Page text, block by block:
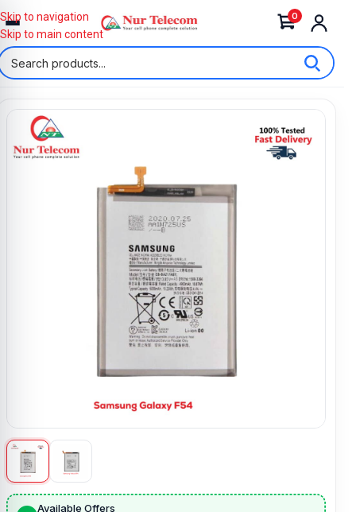
0
Skip to navigation
Skip to main content
Available Offers